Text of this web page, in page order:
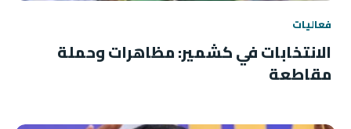
فعاليات
الانتخابات في كشمير: مظاهرات وحملة
مقاطعة